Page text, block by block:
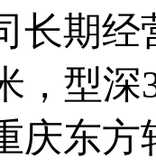
长期
，型
庆东方